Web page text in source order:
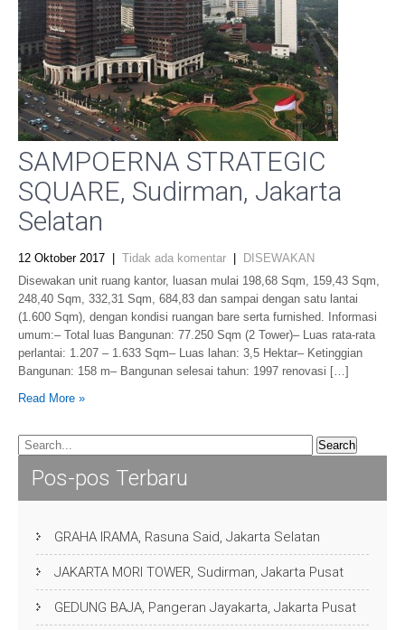
SAMPOERNA STRATEGIC
SQUARE, Sudirman, Jakarta
Selatan
12 Oktober 2017 Tidak ada komentar
DISEWAKAN
Disewakan unit ruang kantor, luasan mulai 198,68 Sqm, 159,43 Sqm,
248,40 Sqm, 332,31 Sqm, 684,83 dan sampai dengan satu lantai
(1.600 Sqm), dengan kondisi ruangan bare serta furnished. Informasi
umum:– Total luas Bangunan: 77.250 Sqm (2 Tower)– Luas rata-rata
perlantai: 1.207 – 1.633 Sqm– Luas lahan: 3,5 Hektar– Ketinggian
Bangunan: 158 m– Bangunan selesai tahun: 1997 renovasi […]
Read More »
Pos-pos Terbaru
GRAHA IRAMA, Rasuna Said, Jakarta Selatan
JAKARTA MORI TOWER, Sudirman, Jakarta Pusat
GEDUNG BAJA, Pangeran Jayakarta, Jakarta Pusat